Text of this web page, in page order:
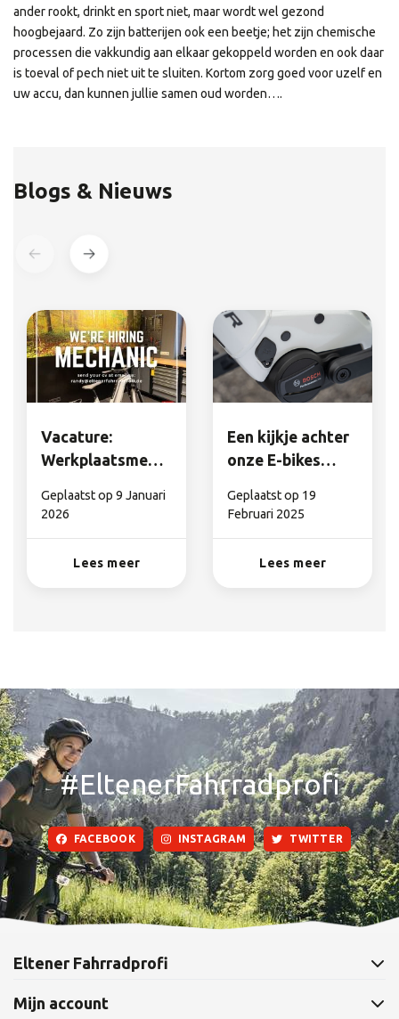
ander rookt, drinkt en sport niet, maar wordt wel gezond
hoogbejaard. Zo zijn batterijen ook een beetje; het zijn chemische
processen die vakkundig aan elkaar gekoppeld worden en ook daar
is toeval of pech niet uit te sluiten. Kortom zorg goed voor uzelf en
uw accu, dan kunnen jullie samen oud worden….
Blogs & Nieuws
Vacature:
Werkplaatsmedewerker
(m/v/x)
Geplaatst op 9 Januari
2026
Lees meer
Een kijkje achter
onze E-bikes
Geplaatst op 19
Februari 2025
Lees meer
#EltenerFahrradprofi
FACEBOOK INSTAGRAM TWITTER
Eltener Fahrradprofi
Mijn account